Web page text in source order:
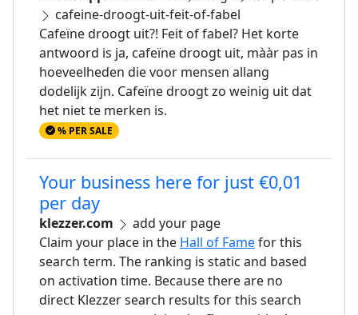
cafeine-droogt-uit-feit-of-fabel
Cafeïne droogt uit?! Feit of fabel? Het korte
antwoord is ja, cafeïne droogt uit, mààr pas in
hoeveelheden die voor mensen allang
dodelijk zijn. Cafeïne droogt zo weinig uit dat
het niet te merken is.
% PER SALE
Your business here for just €0,01
per day
klezzer.com
add your page
Claim your place in the Hall of Famefor this
search term. The ranking is static and based
on activation time. Because there are no
direct Klezzer search results for this search